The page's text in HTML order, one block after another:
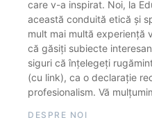
care v-a inspirat. Noi, la
această conduită etică și
mult mai multă experiență
că găsiți subiecte
siguri că înțelegeți
(cu link), ca o declarație
profesionalism. Vă
DESPRE NOI